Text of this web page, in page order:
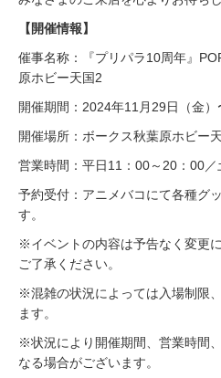
【開催情報】
催事名称：『プリパラ10周年』
原ホビー天国2
開催期間：2024年11月29日（金）
開催場所：ボークス秋葉原ホビ
営業時間：平日11：00～20：00
予約受付：アニメバコにて各種グ
す。
※イベントの内容は予告なく変更
ご了承ください。
※混雑の状況によっては入場制限
ます。
※状況により開催期間、営業時間
なる場合がございます。